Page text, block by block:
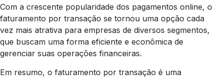
Com a crescente popularidade dos pagamentos online, o
faturamento por transação se tornou uma opção cada
vez mais atrativa para empresas de diversos segmentos,
que buscam uma forma eficiente e econômica de
gerenciar suas operações financeiras.
Em resumo, o faturamento por transação é uma